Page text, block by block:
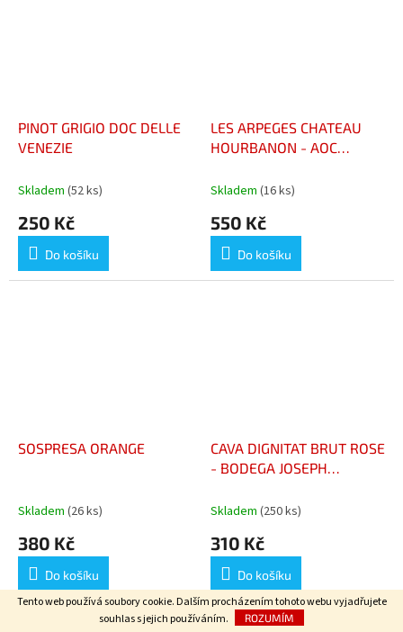
Tento web používá soubory cookie. Dalším procházením tohoto webu vyjadřujete
souhlas s jejich používáním.
ROZUMÍM
PINOT GRIGIO DOC DELLE
VENEZIE
Skladem (52 ks)
250 Kč
Do košíku
LES ARPEGES CHATEAU
HOURBANON - AOC
Skladem (16 ks)
550 Kč
Do košíku
SOSPRESA ORANGE
Skladem (26 ks)
380 Kč
Do košíku
CAVA DIGNITAT BRUT ROSE
- BODEGA JOSEPH
Skladem (250 ks)
310 Kč
Do košíku
Cava Dignitat Brut Rosé z